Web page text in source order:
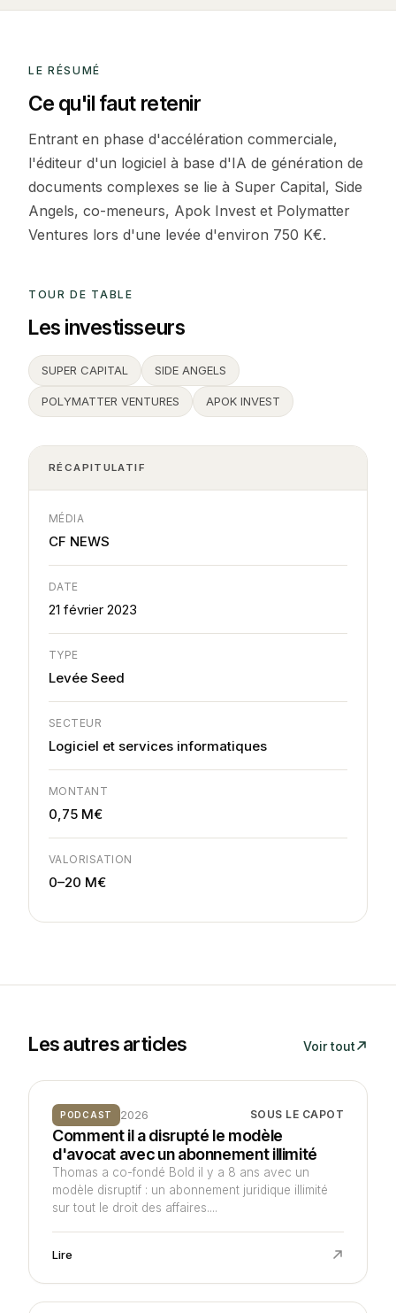
LE RÉSUMÉ
Ce qu'il faut retenir
Entrant en phase d'accélération commerciale,
l'éditeur d'un logiciel à base d'IA de génération de
documents complexes se lie à Super Capital, Side
Angels, co-meneurs, Apok Invest et Polymatter
Ventures lors d'une levée d'environ 750 K€.
TOUR DE TABLE
Les investisseurs
SUPER CAPITAL SIDE ANGELS
POLYMATTER VENTURES APOK INVEST
RÉCAPITULATIF
MÉDIA
CF NEWS
DATE
21 février 2023
TYPE
Levée Seed
SECTEUR
Logiciel et services informatiques
MONTANT
0,75 M€
VALORISATION
0–20 M€
Les autres articles Voir tout
PODCAST 2026 SOUS LE CAPOT
Comment il a disrupté le modèle
d'avocat avec un abonnement illimité
Thomas a co-fondé Bold il y a 8 ans avec un
modèle disruptif : un abonnement juridique illimité
sur tout le droit des affaires....
Lire